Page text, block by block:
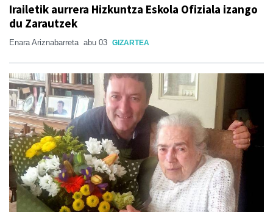
Irailetik aurrera Hizkuntza Eskola Ofiziala izango
du Zarautzek
Enara Ariznabarreta abu 03 GIZARTEA